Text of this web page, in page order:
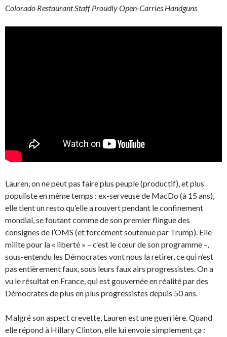
Colorado Restaurant Staff Proudly Open-Carries Handguns
Lauren, on ne peut pas faire plus peuple (productif), et plus
populiste en même temps : ex-serveuse de MacDo (à 15 ans),
elle tient un resto qu’elle a rouvert pendant le confinement
mondial, se foutant comme de son premier flingue des
consignes de l’OMS (et forcément soutenue par Trump). Elle
milite pour la « liberté » – c’est le cœur de son programme –,
sous-entendu les Démocrates vont nous la retirer, ce qui n’est
pas entièrement faux, sous leurs faux airs progressistes. On a
vu le résultat en France, qui est gouvernée en réalité par des
Démocrates de plus en plus progressistes depuis 50 ans.
Malgré son aspect crevette, Lauren est une guerrière. Quand
elle répond à Hillary Clinton, elle lui envoie simplement ça :